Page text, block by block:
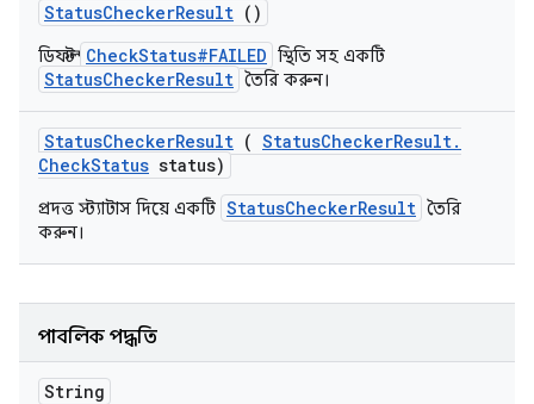
StatusCheckerResult ()
ডিফল্ট CheckStatus#FAILED স্থিতি সহ একটি
StatusCheckerResult তৈরি করুন।
StatusCheckerResult ( StatusCheckerResult.
CheckStatus status)
প্রদত্ত স্ট্যাটাস দিয়ে একটি StatusCheckerResult তৈরি
করুন।
পাবলিক পদ্ধতি
String